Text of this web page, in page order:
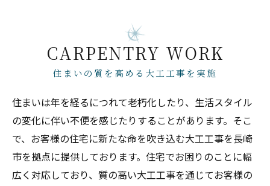
住まいの質を高める大工工事を実施
CARPENTRY WORK
住まいは年を経るにつれて老朽化したり、生活スタイル
の変化に伴い不便を感じたりすることがあります。そこ
で、お客様の住宅に新たな命を吹き込む大工工事を長崎
市を拠点に提供しております。住宅でお困りのことに幅
広く対応しており、質の高い大工工事を通じてお客様の